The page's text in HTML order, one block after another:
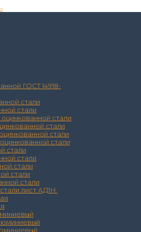
ГОСТ 14918-
стали
стали
стали
стали
стали
стали
стали
стали
стали
стали
стали
лист АД1Н